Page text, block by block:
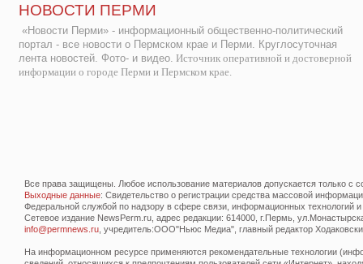
НОВОСТИ ПЕРМИ
«Новости Перми» - информационный общественно-политический
портал - все новости о Пермском крае и Перми. Круглосуточная
лента новостей. Фото- и видео. Источник оперативной и достоверной
информации о городе Перми и Пермском крае.
Все права защищены. Любое использование материалов допускается только с
Выходные данные: Свидетельство о регистрации средства массовой
Федеральной службой по надзору в сфере связи, информационных технологий
Сетевое издание NewsPerm.ru, адрес редакции: 614000, г.Пермь,
info@permnews.ru , учредитель:ООО"Ньюс Медиа", главный редактор
На информационном ресурсе применяются рекомендательные технологии